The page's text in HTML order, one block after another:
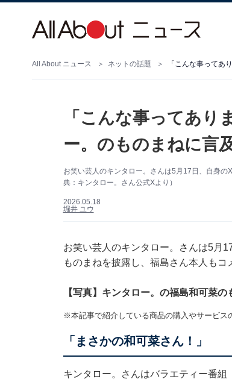
All About ニュース ネットの話題 「こんな事ってあ
「こんな事ってあり
ー。のものまねに言
お笑い芸人のキンタロー。さんは5月17日、自身
典：キンタロー。さん公式Xより）
2026.05.18
堀井 ユウ
お笑い芸人のキンタロー。さんは5月
ものまねを披露し、福島さん本人もコ
【写真】キンタロー。の福島和可菜の
※本記事で紹介している商品の購入やサービス
「まさかの和可菜さん！」
キンタロー。さんはバラエティー番